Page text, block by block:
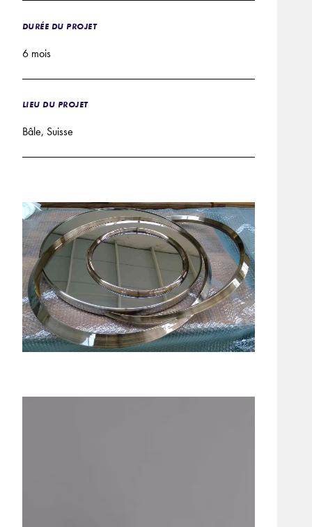
DURÉE DU PROJET
6 mois
LIEU DU PROJET
Bâle, Suisse